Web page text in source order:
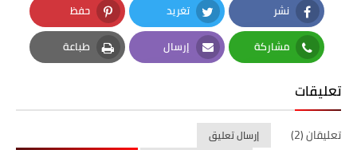
نشر
Facebook
تغريد
Twitter
حفظ
Pinterest
مشاركة
Whatsapp
إرسال
Email
طباعة
Print
تعليقات
تعليقان (2)
إرسال تعليق